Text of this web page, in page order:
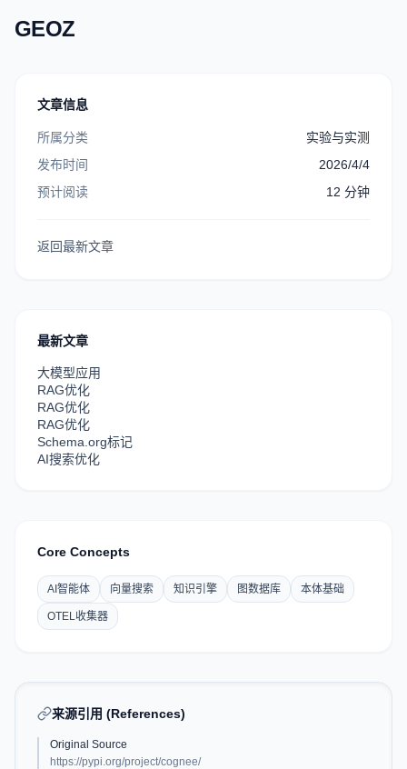
GEOZ
文章信息
所属分类
实验与实测
发布时间
2026/4/4
预计阅读
12 分钟
返回最新文章
最新文章
大模型应用
RAG优化
RAG优化
RAG优化
Schema.org标记
AI搜索优化
Core Concepts
AI智能体 向量搜索 知识引擎 图数据库 本体基础
OTEL收集器
来源引用 (References)
Original Source
https://pypi.org/project/cognee/